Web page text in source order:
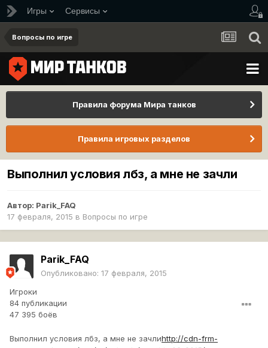
Игры Сервисы
Вопросы по игре
Правила форума Мира танков
Правила игровых разделов
Выполнил условия лбз, а мне не зачли
Автор: Parik_FAQ
17 февраля, 2015 в Вопросы по игре
Parik_FAQ
Опубликовано: 17 февраля, 2015
Игроки
84 публикации
47 395 боёв
Выполнил условия лбз, а мне не зачлиhttp://cdn-frm-